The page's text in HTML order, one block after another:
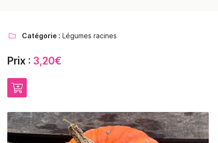
Rafraîchir le captcha
 Catégorie : Légumes racines
Prix : 3,20€